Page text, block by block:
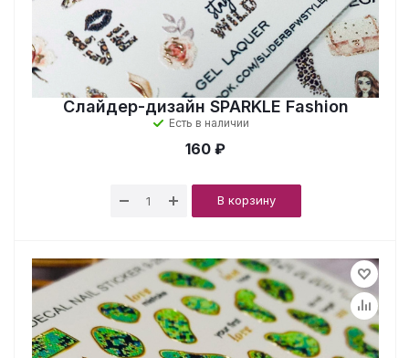
Слайдер-дизайн SPARKLE Fashion
Есть в наличии
160 ₽
В корзину